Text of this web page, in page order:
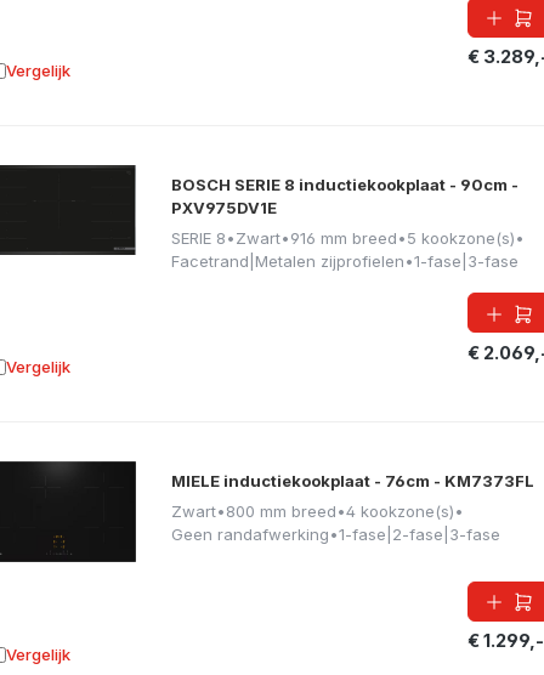
€
Vergelijk aan vergelijking
BOSCH SERIE 8 inductiekookplaat - 90cm -
PXV975DV1E
SERIE 8•Zwart•916 mm breed•5 kookzone(s)•
Facetrand|Metalen zijprofielen•1-fase|3-fase
€
Vergelijk aan vergelijking
MIELE inductiekookplaat - 76cm - KM7373FL
Zwart•800 mm breed•4 kookzone(s)•
Geen randafwerking•1-fase|2-fase|3-fase
€ 1.299,-
Vergelijk aan vergelijking